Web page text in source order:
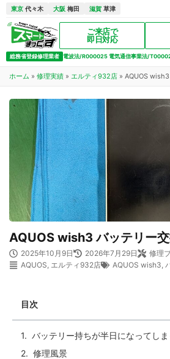
東京 代々木 大阪 梅田 滋賀 草津
ご来店で
即日対応
総務省登録修理業者 電波法/R000025 電気通信事業法/
ホーム » 修理実績 » エルティ932店 » AQUOS
AQUOS wish3 バッテリー
2025年10月9日 2026年7月29日
修理
AQUOS, エルティ932店 AQUOS wish3,
目次
バッテリー持ちが半日になってし
修理風景